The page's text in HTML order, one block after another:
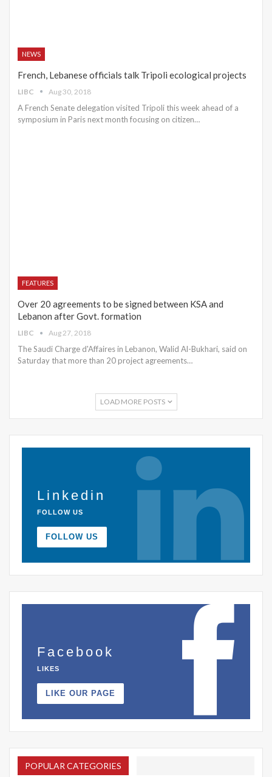
NEWS
French, Lebanese officials talk Tripoli ecological projects
LIBC Aug 30, 2018
A French Senate delegation visited Tripoli this week ahead of a
symposium in Paris next month focusing on citizen…
FEATURES
Over 20 agreements to be signed between KSA and
Lebanon after Govt. formation
LIBC Aug 27, 2018
The Saudi Charge d'Affaires in Lebanon, Walid Al-Bukhari, said on
Saturday that more than 20 project agreements…
LOAD MORE POSTS
Linkedin
FOLLOW US
FOLLOW US
Facebook
LIKES
LIKE OUR PAGE
POPULAR CATEGORIES